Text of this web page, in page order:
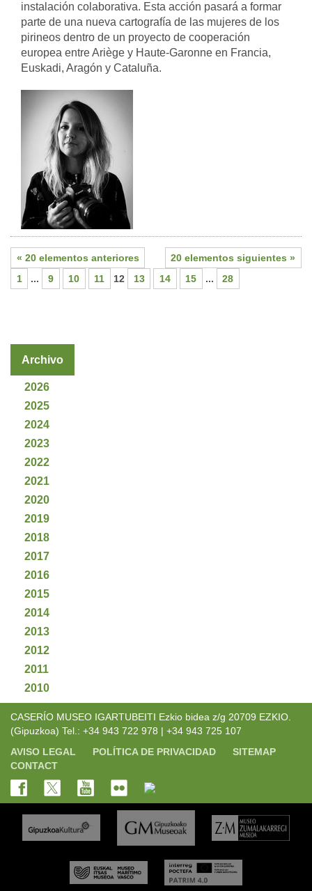
instalación colaborativa. Esta acción pasará a formar
parte de una nueva cartografía de las mujeres de los
pirineos dentro de un proyecto de cooperación
europea entre Ariège y Haute-Garonne en Francia,
Euskadi, Aragón y Cataluña.
« 20 elementos anteriores
20 elementos siguientes »
1
... 9 10 11 12 13 14 15 ... 28
Archivo
2026
2025
2024
2023
2022
2021
2020
2019
2018
2017
2016
2015
2014
2013
2012
2011
2010
CASERÍO MUSEO IGARTUBEITI Ezkio bidea z/g 20709 EZKIO.
(Gipuzkoa) Tel.: +34 943 722 978 | +34 943 725 107
AVISO LEGAL
POLÍTICA DE PRIVACIDAD
SITEMAP
CONTACT